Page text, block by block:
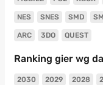
NES SNES SMD
ARC 3DO QUEST
Ranking gier wg
2030 2029 2028